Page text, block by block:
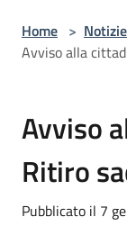
Home > Notizie
Avviso alla
Avviso
Ritiro
Pubblicato il 7